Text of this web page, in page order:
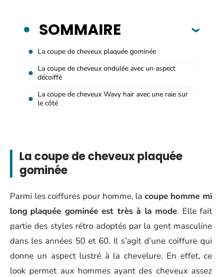
SOMMAIRE
La coupe de cheveux plaquée gominée
La coupe de cheveux ondulée avec un aspect
décoiffé
La coupe de cheveux Wavy hair avec une raie sur
le côté
La coupe de cheveux plaquée
gominée
Parmi les coiffures pour homme, la coupe homme mi
long plaquée gominée est très à la mode. Elle fait
partie des styles rétro adoptés par la gent masculine
dans les années 50 et 60. Il s’agit d’une coiffure qui
donne un aspect lustré à la chevelure. En effet, ce
look permet aux hommes ayant des cheveux assez